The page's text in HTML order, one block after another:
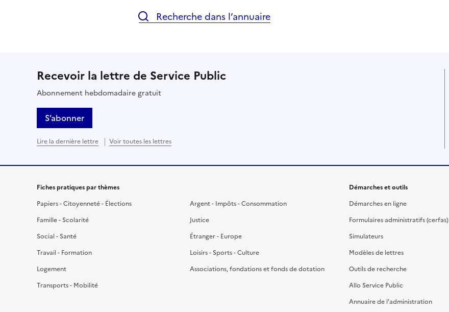
Recherche dans l’annuaire
Recevoir la lettre de Service Public
Abonnement hebdomadaire gratuit
S’abonner
Lire la dernière lettre Voir toutes les lettres
Fiches pratiques par thèmes
Papiers - Citoyenneté - Élections
Famille - Scolarité
Social - Santé
Travail - Formation
Logement
Transports - Mobilité
Argent - Impôts - Consommation
Justice
Étranger - Europe
Loisirs - Sports - Culture
Associations, fondations et fonds de dotation
Démarches et outils
Démarches en ligne
Formulaires administratifs (cerfas)
Simulateurs
Modèles de lettres
Outils de recherche
Allo Service Public
Annuaire de l'administration